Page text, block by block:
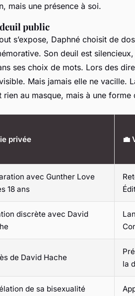
mais une présence à soi.
public
s’expose, Daphné choisit de
Son deuil est
ses choix de mots. Lors des
Mais jamais elle ne vacille.
au masque, mais à une forme
privée 💼
avec Gunther Love
18 ans
discrète avec David
de David Hache
la
de sa bisexualité